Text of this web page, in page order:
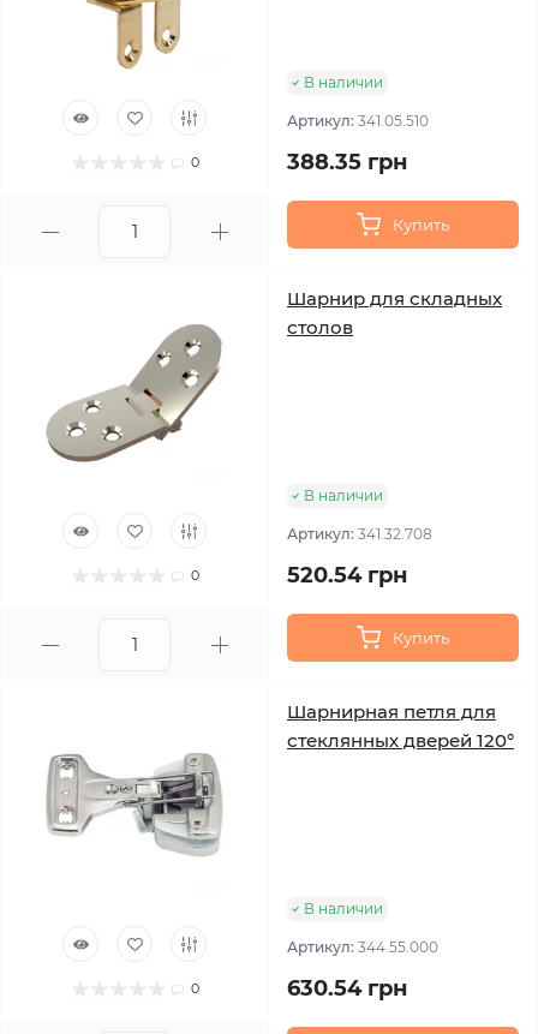
0
В наличии
Артикул: 341.05.510
388.35 грн
Купить
0
Шарнир для складных
столов
В наличии
Артикул: 341.32.708
520.54 грн
Купить
0
Шарнирная петля для
стеклянных дверей 120°
В наличии
Артикул: 344.55.000
630.54 грн